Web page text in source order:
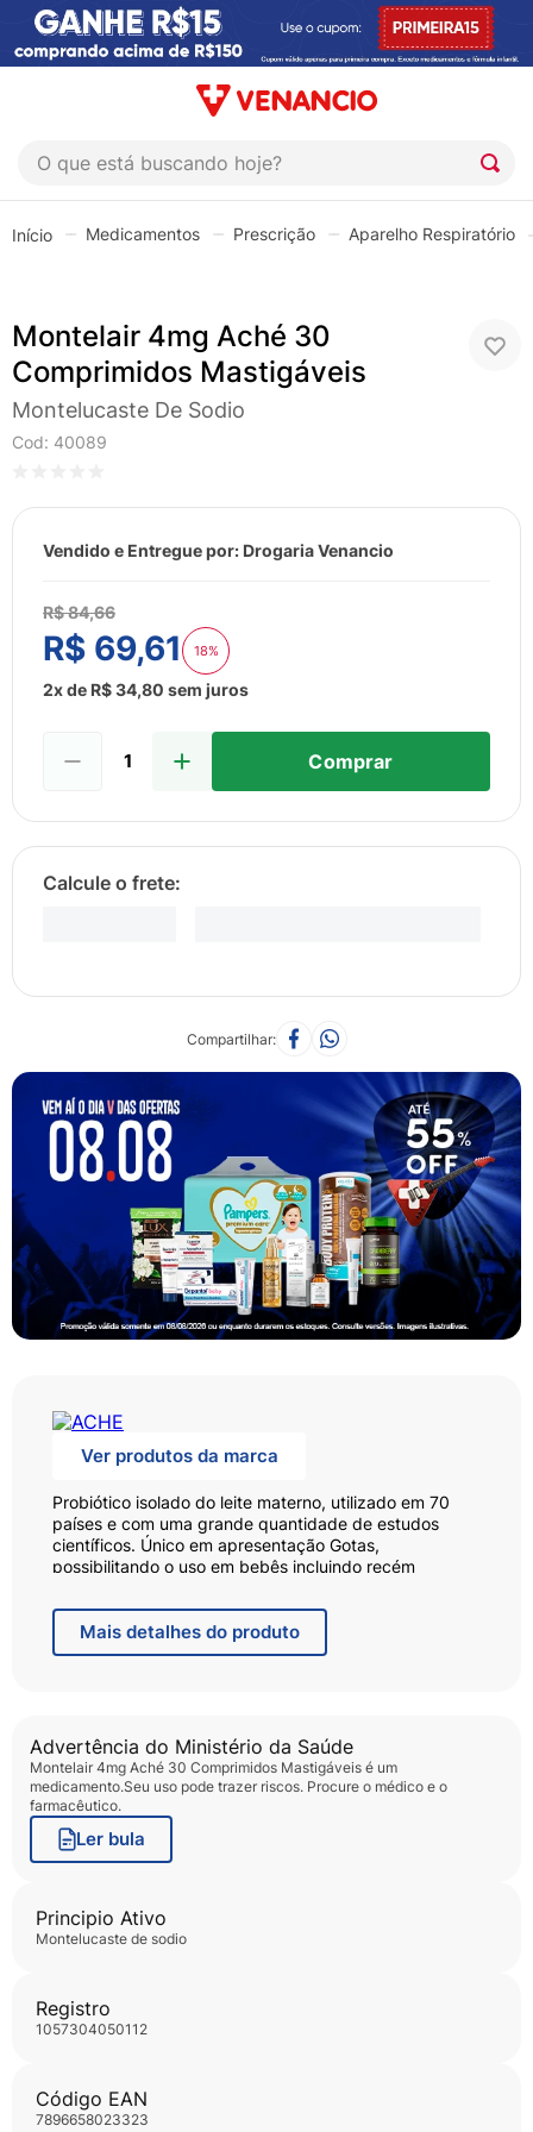
O que está buscando hoje?
Medicamentos Prescrição Aparelho Respiratório
Montelair 4mg Aché 30
Comprimidos Mastigáveis
Montelucaste De Sodio
Cod: 40089
Vendido e Entregue por: Drogaria Venancio
R$84,66
R$ 69,61 18%
2x de R$34,80 sem juros
Comprar
Compartilhar
Ver produtos da marca
Probiótico isolado do leite materno, utilizado em 70
países e com uma grande quantidade de estudos
científicos. Único em apresentação Gotas,
possibilitando o uso em bebês incluindo recém
da cólica do recém nascido
Mais detalhes do produto
Advertência do Ministério da Saúde
Montelair 4mg Aché 30 Comprimidos Mastigáveis é um
medicamento.Seu uso pode trazer riscos. Procure o médico e o
farmacêutico.
Ler bula
Principio Ativo
montelucaste de sodio
Registro
1057304050112
Código EAN
7896658023323
1º
coristina
3 º
fly gotas
4º
admuc
5º
protetor solar